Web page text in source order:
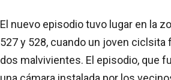
El nuevo episodio tuvo lugar en la
527 y 528, cuando un joven ciclsita
dos malvivientes. El episodio, que